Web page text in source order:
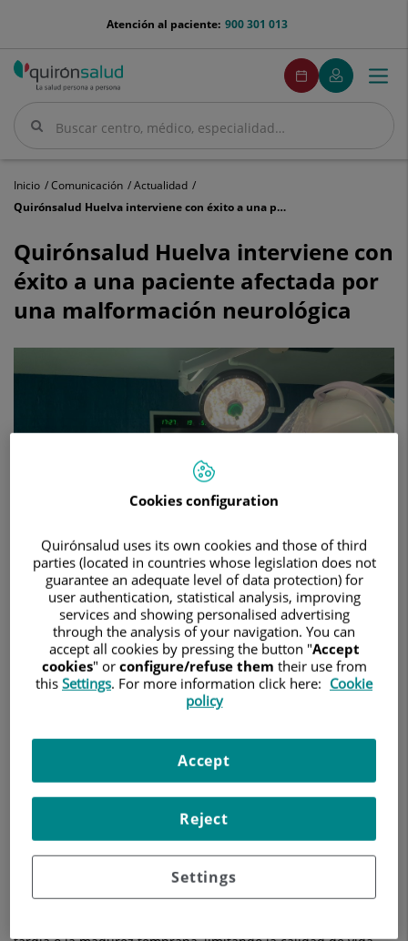
menu-
900 301 013
Atención al paciente:
Buscar
Buscar
menuPedirCita
Pedir
cita
Mi
Quirónsalud
Menú
Inicio Comunicación
Actualidad
Quirónsalud Huelva interviene con éxito a una paciente afectada por una malformación neurológica
Huelva
interviene
con
a
afectada
Quirónsalud Huelva interviene con
éxito a una paciente afectada por
una malformación neurológica
6 de octubre de 2023
HOSPITAL QUIRÓNSALUD HUELVA NEUROCIRUGÍA
Hospital Quirónsalud Huelva
Las cefaleas constantes, vértigos, dificultad en la marcha o
entumecimiento de los brazos son algunos de los síntomas
clásicos en un paciente que sufre la malformación de Arnold-
Chiari.
Miguel Ángel Roldán Serrano
Hospital Quirónsalud Huelva
explica que ‘esta enfermedad
Cookies configuration
Quirónsalud uses its own cookies and those of third
parties (located in countries whose legislation does not
guarantee an adequate level of data protection) for
user authentication, statistical analysis, improving
services and showing personalised advertising
through the analysis of your navigation. You can
accept all cookies by pressing the button "Accept
cookies" or configure/refuse them their use from
this Settings. For more information click here: Cookie
policy
Settings
Reject
Accept